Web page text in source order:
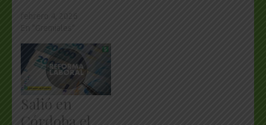
Salió en
Córdoba el